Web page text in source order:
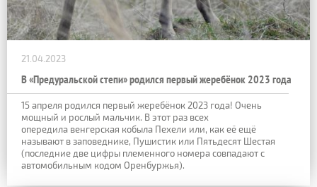
21.04.2023
В «Предуральской степи» родился первый жеребёнок 2023 года
15 апреля родился первый жеребёнок 2023 года! Очень
мощный и рослый мальчик. В этот раз всех
опередила венгерская кобыла Пехели или, как её ещё
называют в заповеднике, Пушистик или Пятьдесят Шестая
(последние две цифры племенного номера совпадают с
автомобильным кодом Оренбуржья).